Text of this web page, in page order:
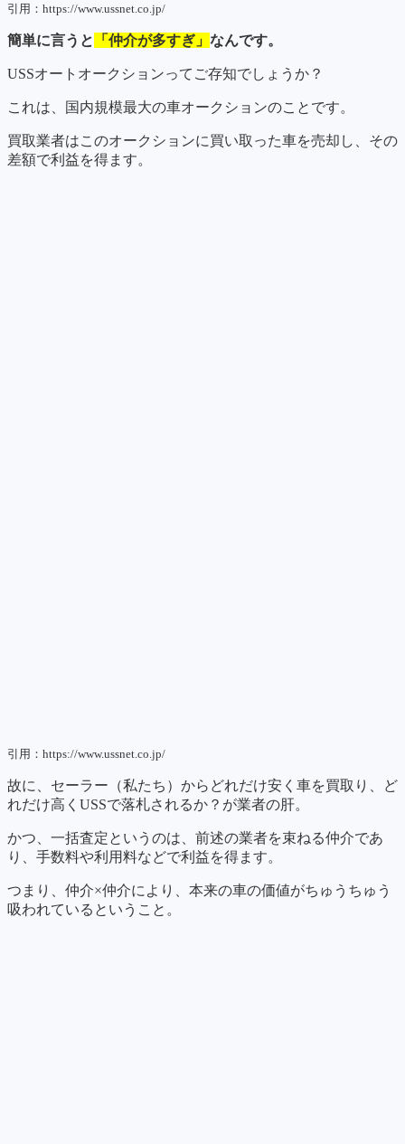
引用：https://www.ussnet.co.jp/
簡単に言うと 「仲介が多すぎ」 なんです。
USSオートオークションってご存知でしょうか？
これは、国内規模最大の車オークションのことです。
買取業者はこのオークションに買い取った車を売却し、その
差額で利益を得ます。
引用：https://www.ussnet.co.jp/
故に、セーラー（私たち）からどれだけ安く車を買取り、ど
れだけ高くUSSで落札されるか？が業者の肝。
かつ、一括査定というのは、前述の業者を束ねる仲介であ
り、手数料や利用料などで利益を得ます。
つまり、仲介×仲介により、本来の車の価値がちゅうちゅう
吸われているということ。